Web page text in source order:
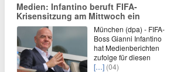
Medien: Infantino beruft FIFA-
Krisensitzung am Mittwoch ein
München (dpa) - FIFA-
Boss Gianni Infantino
hat Medienberichten
zufolge für diesen
[…] (04)